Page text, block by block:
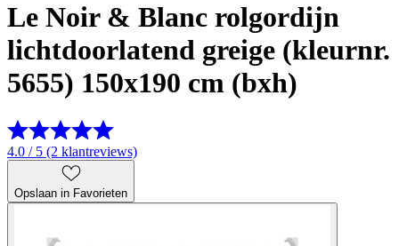
Le Noir & Blanc rolgordijn
lichtdoorlatend greige (kleurnr.
5655) 150x190 cm (bxh)
4.0 / 5 (2 klantreviews)
Opslaan in Favorieten